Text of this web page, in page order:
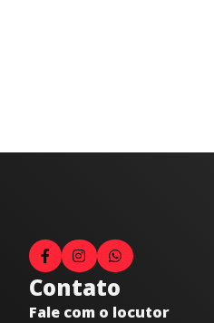
Contato
Fale com o locutor